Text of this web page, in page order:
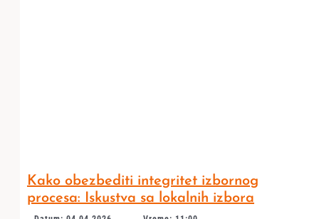
Kako obezbediti integritet izbornog
procesa: Iskustva sa lokalnih izbora